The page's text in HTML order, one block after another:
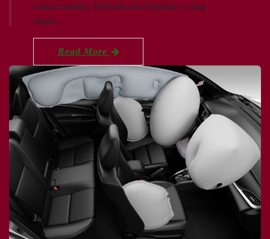
zaman modern. Berbeda dari Formula 1 yang
masih…
Read More